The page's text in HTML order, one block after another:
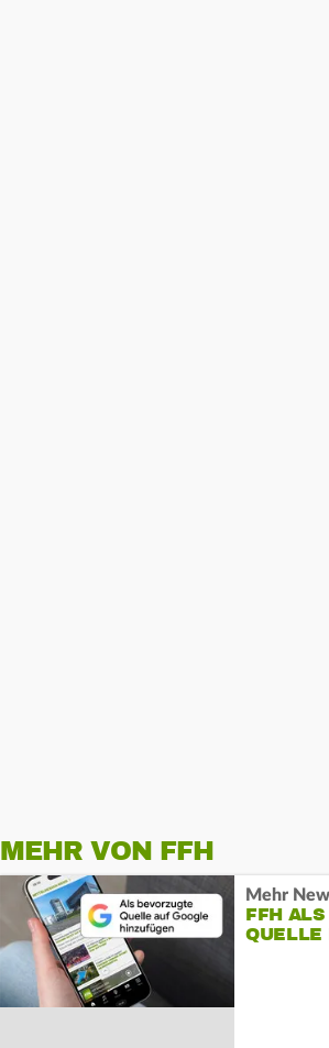
MEHR VON FFH
Mehr
FFH
QUELLE